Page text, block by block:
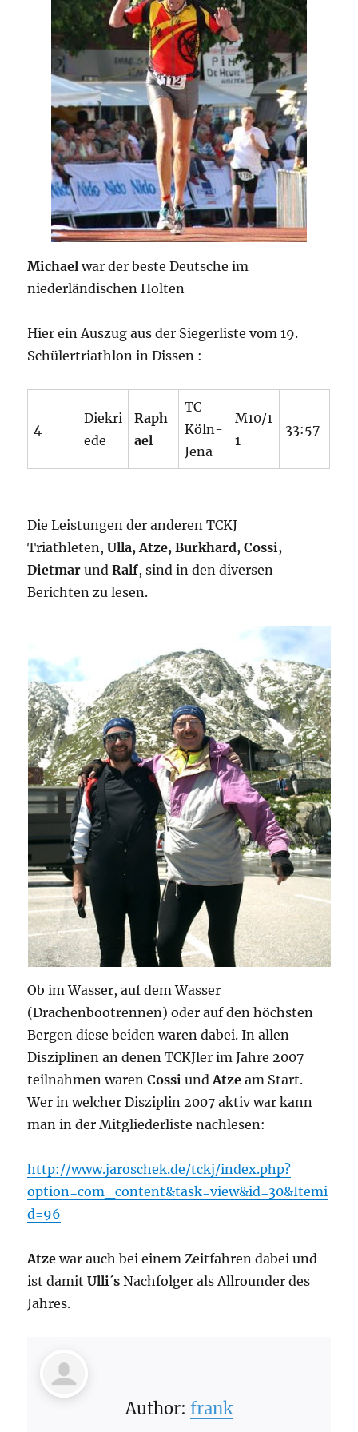
Michaelwar der beste Deutsche im
niederländischen Holten
Hier ein Auszug aus der Siegerliste vom 19.
Schülertriathlon in Dissen :
4
Diekri
ede
Raph
ael
TC
Köln-
Jena
M10/1
1
33:57
Die Leistungen der anderen TCKJ
Triathleten,Ulla, Atze, Burkhard, Cossi,
Dietmarund Ralf, sind in den diversen
Berichten zu lesen.
Ob im Wasser, auf dem Wasser
(Drachenbootrennen) oder auf den höchsten
Bergen diese beiden waren dabei. In allen
Disziplinen an denen TCKJler im Jahre 2007
teilnahmen warenCossiundAtzeam Start.
Wer in welcher Disziplin 2007 aktiv war kann
man in der Mitgliederliste nachlesen:
http://www.jaroschek.de/tckj/index.php?
option=com_content&task=view&id=30&Itemi
d=96
Atze war auch bei einem Zeitfahren dabei und
ist damitUlli´s Nachfolger als Allrounder des
Jahres.
Author: frank